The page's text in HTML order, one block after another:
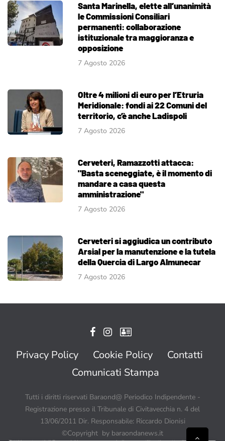
Santa Marinella, elette all’unanimità
le Commissioni Consiliari
permanenti: collaborazione
istituzionale tra maggioranza e
opposizione
7 Agosto 2026
Oltre 4 milioni di euro per l’Etruria
Meridionale: fondi ai 22 Comuni del
territorio, c’è anche Ladispoli
7 Agosto 2026
Cerveteri, Ramazzotti attacca:
"Basta sceneggiate, è il momento di
mandare a casa questa
amministrazione"
7 Agosto 2026
Cerveteri si aggiudica un contributo
Arsial per la manutenzione e la tutela
della Quercia di Largo Almunecar
7 Agosto 2026
Privacy Policy Cookie Policy
Contatti
Comunicati Stampa
Tutti i diritti riservati Baraond@ Periodico Indipendente -
Registrazione presso il Tribunale di Civitavecchia n. 4 del
13/06/2011 Dir. Responsabile: Riccardo Dionisi
©Copyright by baraondanews.it